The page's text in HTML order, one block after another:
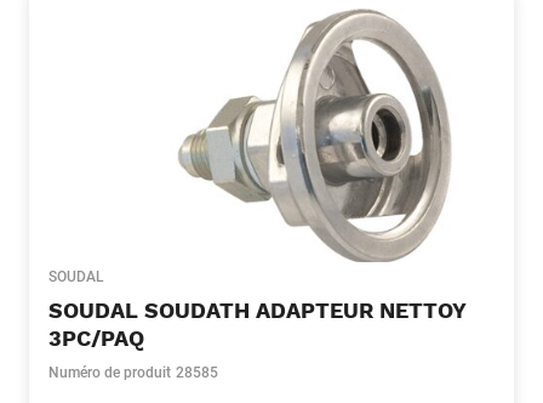
SOUDAL
SOUDAL SOUDATH ADAPTEUR NETTOY
3PC/PAQ
Numéro de produit 28585